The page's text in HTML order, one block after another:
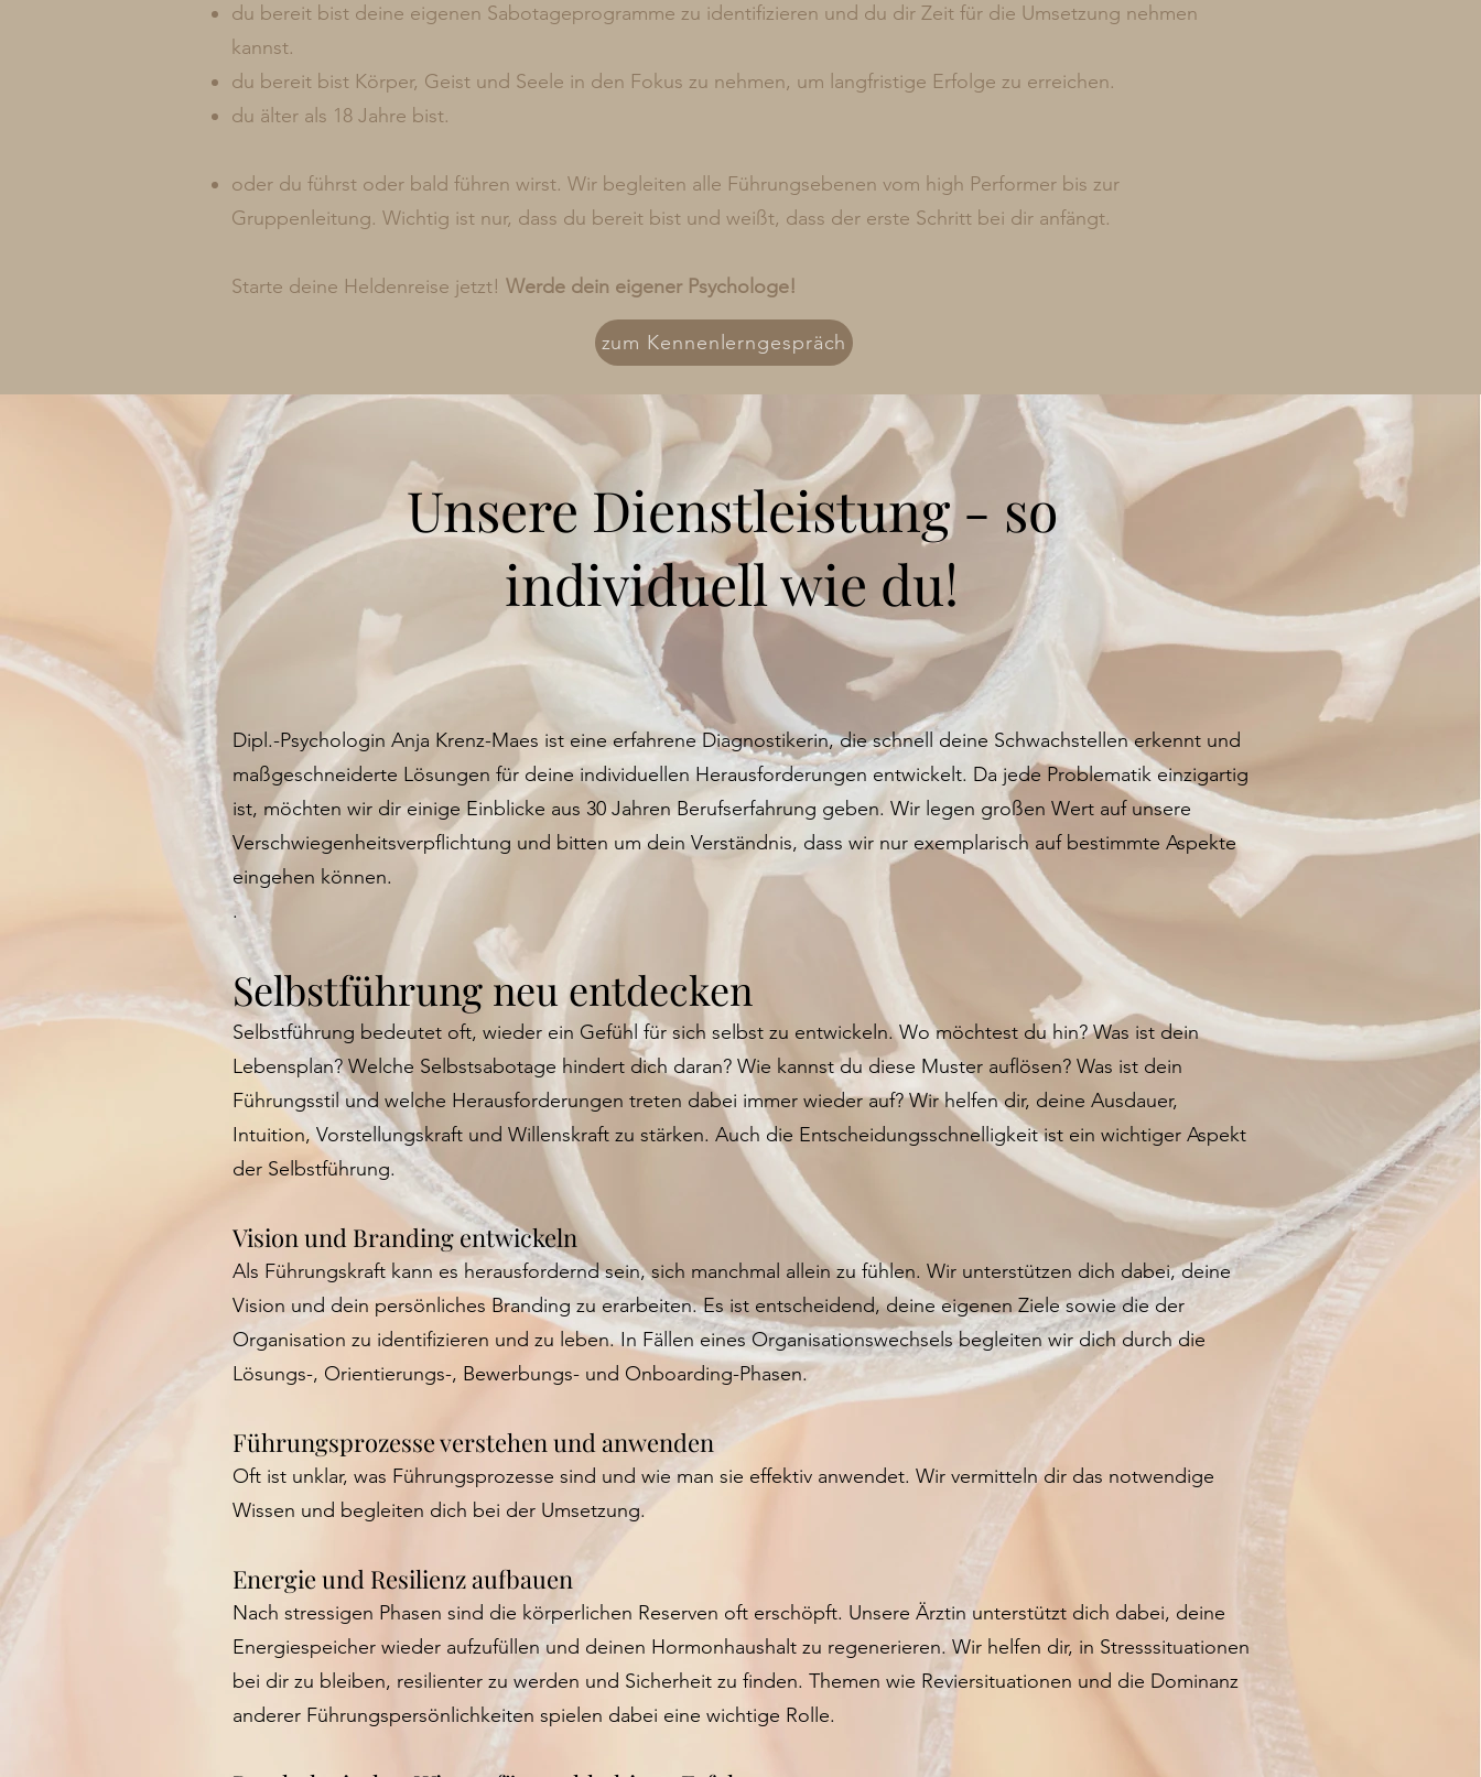
du bereit bist deine eigenen Sabotageprogramme zu identifizieren und du dir Zeit für die Umsetzung nehmen
kannst.
du bereit bist Körper, Geist und Seele in den Fokus zu nehmen, um langfristige Erfolge zu erreichen.
du älter als 18 Jahre bist.
oder du führst oder bald führen wirst. Wir begleiten alle Führungsebenen vom high Performer bis zur
Gruppenleitung. Wichtig ist nur, dass du bereit bist und weißt, dass der erste Schritt bei dir anfängt.
Starte deine Heldenreise jetzt! Werde dein eigener Psychologe!
zum Kennenlerngespräch
Unsere Dienstleistung - so
individuell wie du!
Dipl.-Psychologin Anja Krenz-Maes ist eine erfahrene Diagnostikerin, die schnell deine Schwachstellen erkennt und
maßgeschneiderte Lösungen für deine individuellen Herausforderungen entwickelt. Da jede Problematik einzigartig
ist, möchten wir dir einige Einblicke aus 30 Jahren Berufserfahrung geben. Wir legen großen Wert auf unsere
Verschwiegenheitsverpflichtung und bitten um dein Verständnis, dass wir nur exemplarisch auf bestimmte Aspekte
eingehen können.
.
Selbstführung neu entdecken
Selbstführung bedeutet oft, wieder ein Gefühl für sich selbst zu entwickeln. Wo möchtest du hin? Was ist dein
Lebensplan? Welche Selbstsabotage hindert dich daran? Wie kannst du diese Muster auflösen? Was ist dein
Führungsstil und welche Herausforderungen treten dabei immer wieder auf? Wir helfen dir, deine Ausdauer,
Intuition, Vorstellungskraft und Willenskraft zu stärken. Auch die Entscheidungsschnelligkeit ist ein wichtiger Aspekt
der Selbstführung.
Vision und Branding entwickeln
Als Führungskraft kann es herausfordernd sein, sich manchmal allein zu fühlen. Wir unterstützen dich dabei, deine
Vision und dein persönliches Branding zu erarbeiten. Es ist entscheidend, deine eigenen Ziele sowie die der
Organisation zu identifizieren und zu leben. In Fällen eines Organisationswechsels begleiten wir dich durch die
Lösungs-, Orientierungs-, Bewerbungs- und Onboarding-Phasen.
Führungsprozesse verstehen und anwenden
Oft ist unklar, was Führungsprozesse sind und wie man sie effektiv anwendet. Wir vermitteln dir das notwendige
Wissen und begleiten dich bei der Umsetzung.
Energie und Resilienz aufbauen
Nach stressigen Phasen sind die körperlichen Reserven oft erschöpft. Unsere Ärztin unterstützt dich dabei, deine
Energiespeicher wieder aufzufüllen und deinen Hormonhaushalt zu regenerieren. Wir helfen dir, in Stresssituationen
bei dir zu bleiben, resilienter zu werden und Sicherheit zu finden. Themen wie Reviersituationen und die Dominanz
anderer Führungspersönlichkeiten spielen dabei eine wichtige Rolle.